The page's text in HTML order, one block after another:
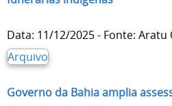
Data: 11/12/2025 - Fonte:
Arquivo
Governo da Bahia amplia